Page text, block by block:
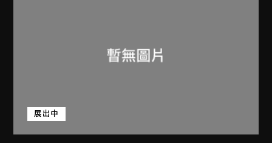
展出中